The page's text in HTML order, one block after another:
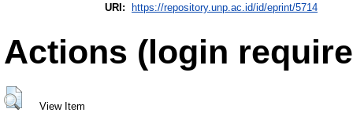
URI:
https://repository.unp.ac.id/id/eprint/5714
Actions (login
View Item